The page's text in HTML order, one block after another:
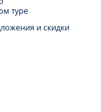
туре
и скидки